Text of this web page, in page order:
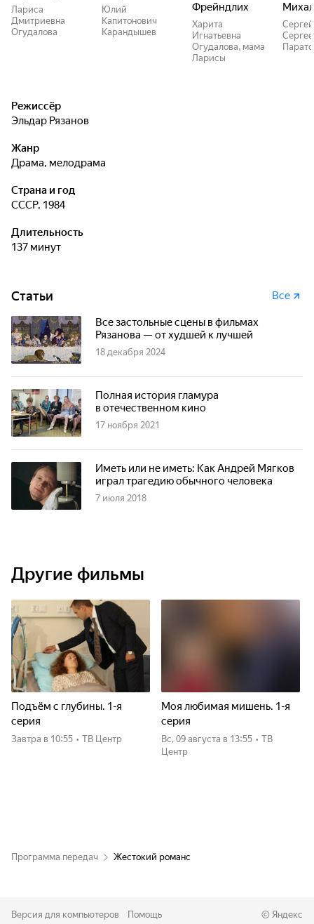
Лариса
Дмитриевна
Огудалова
Юлий
Капитонович
Карандышев
Фрейндлих
Харита
Игнатьевна
Огудалова, мама
Ларисы
Сергей
Режиссёр
Эльдар Рязанов
Жанр
драма, мелодрама
Страна и год
СССР, 1984
Длительность
137 минут
Статьи Все
Все застольные сцены в фильмах
Рязанова — от худшей к лучшей
18 декабря 2024
Полная история гламура
в отечественном кино
17 ноября 2021
Иметь или не иметь: Как Андрей Мягков
играл трагедию обычного человека
7 июля 2018
Другие фильмы
Подъём с глубины. 1-я
серия
Завтра в 10:55 • ТВ Центр
Моя любимая мишень. 1-я
серия
вс, 09 августа в 13:55 • ТВ
Центр
Программа передач Жестокий романс
Версия для компьютеров Помощь © Яндекс